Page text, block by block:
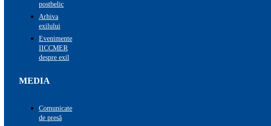
postbelic
Arhiva
exilului
Evenimente
IICCMER
despre exil
MEDIA
Comunicate
de presă